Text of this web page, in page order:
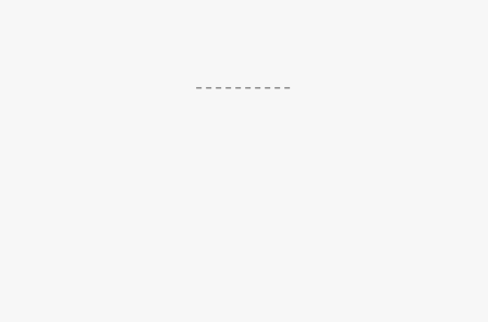
----------